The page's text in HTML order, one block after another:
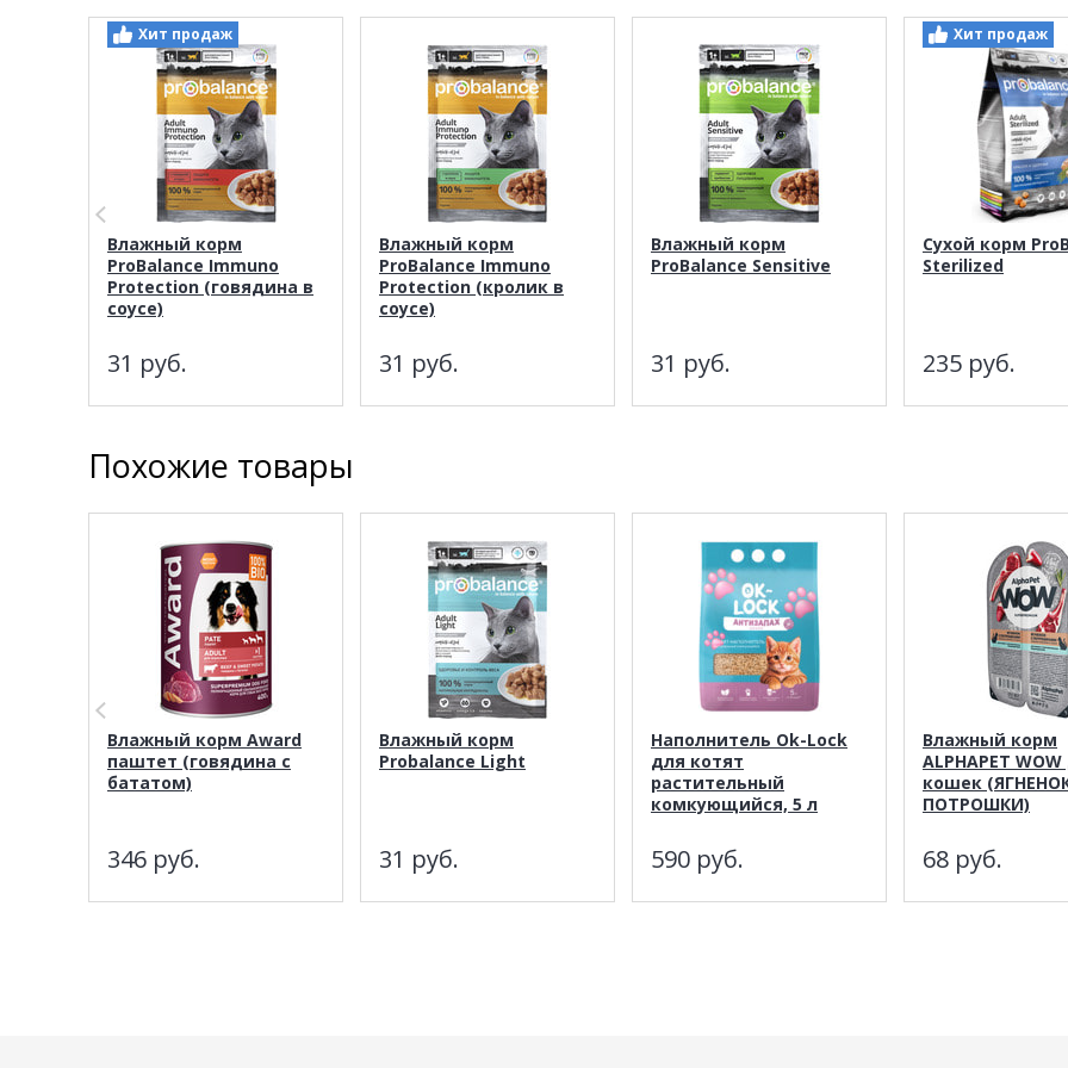
Хит продаж
Влажный корм
ProBalance Immuno
Protection (говядина в
соусе)
31 руб.
Влажный корм
ProBalance Immuno
Protection (кролик в
соусе)
31 руб.
Влажный корм
ProBalance Sensitive
31 руб.
Хит продаж
Сухой корм
Sterilized
235 руб.
Похожие товары
Влажный корм Award
паштет (говядина с
бататом)
346 руб.
Влажный корм
Probalance Light
31 руб.
Наполнитель Ok-Lock
для котят
растительный
комкующийся, 5 л
590 руб.
Влажный корм
ALPHAPET
кошек
ПОТРОШКИ)
68 руб.